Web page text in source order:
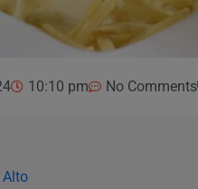
10:10 pm No Comments
Alto